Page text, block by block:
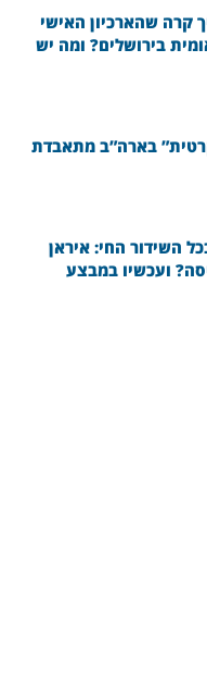
קרה שהארכיון האישי
בירושלים? ומה יש
בארה”ב מתאבדת
השידור החי: איראן
ועכשיו במבצע